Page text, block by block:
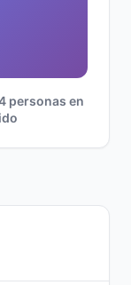
personas en